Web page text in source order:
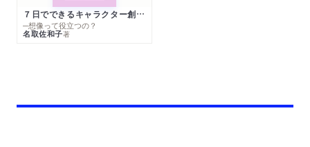
７日でできるキャラクター創作入門
─想像って役立つの？
名取佐和子著